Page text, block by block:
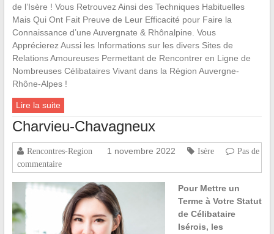
de l’Isère ! Vous Retrouvez Ainsi des Techniques Habituelles
Mais Qui Ont Fait Preuve de Leur Efficacité pour Faire la
Connaissance d’une Auvergnate & Rhônalpine. Vous
Apprécierez Aussi les Informations sur les divers Sites de
Relations Amoureuses Permettant de Rencontrer en Ligne de
Nombreuses Célibataires Vivant dans la Région Auvergne-
Rhône-Alpes !
Lire la suite
Charvieu-Chavagneux
Rencontres-Region 1 novembre 2022 Isère
Pas de
commentaire
Pour Mettre un
Terme à Votre Statut
de Célibataire
Isérois, les